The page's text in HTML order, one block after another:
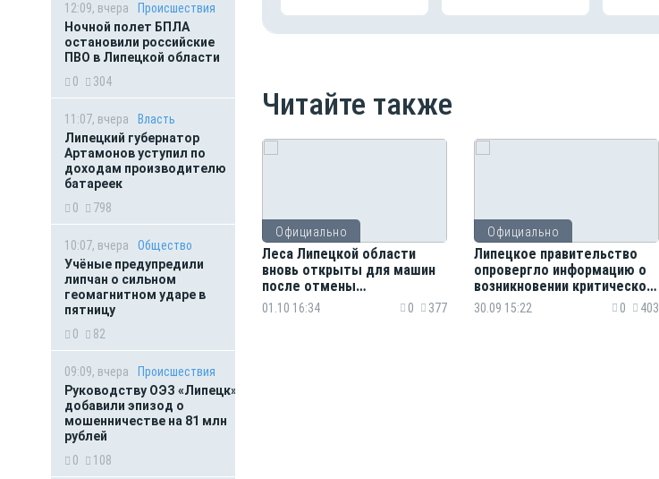
12:09, вчера
Происшествия
Ночной полет БПЛА
остановили российские
ПВО в Липецкой области
0
304
11:07, вчера
Власть
Липецкий губернатор
Артамонов уступил по
доходам производителю
батареек
0
798
10:07, вчера
Общество
Учёные предупредили
липчан о сильном
геомагнитном ударе в
пятницу
0
82
09:09, вчера
Происшествия
Руководству ОЭЗ «Липецк»
добавили эпизод о
мошенничестве на 81 млн
рублей
0
108
Читайте также
Официально
Леса Липецкой области
вновь открыты для машин
после отмены
противопожарного режима
01.10 16:34 0 377
Официально
Липецкое правительство
опровергло информацию о
возникновении критической
ситуации с
30.09 15:22 0 403